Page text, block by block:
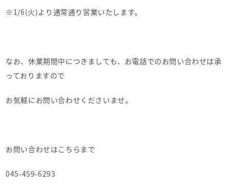
※1/6(火)より通常通り営業いたします。
なお、休業期間中につきましても、お電話でのお問い合わせは承
っておりますので
お気軽にお問い合わせくださいませ。
お問い合わせはこちらまで
045-459-6293